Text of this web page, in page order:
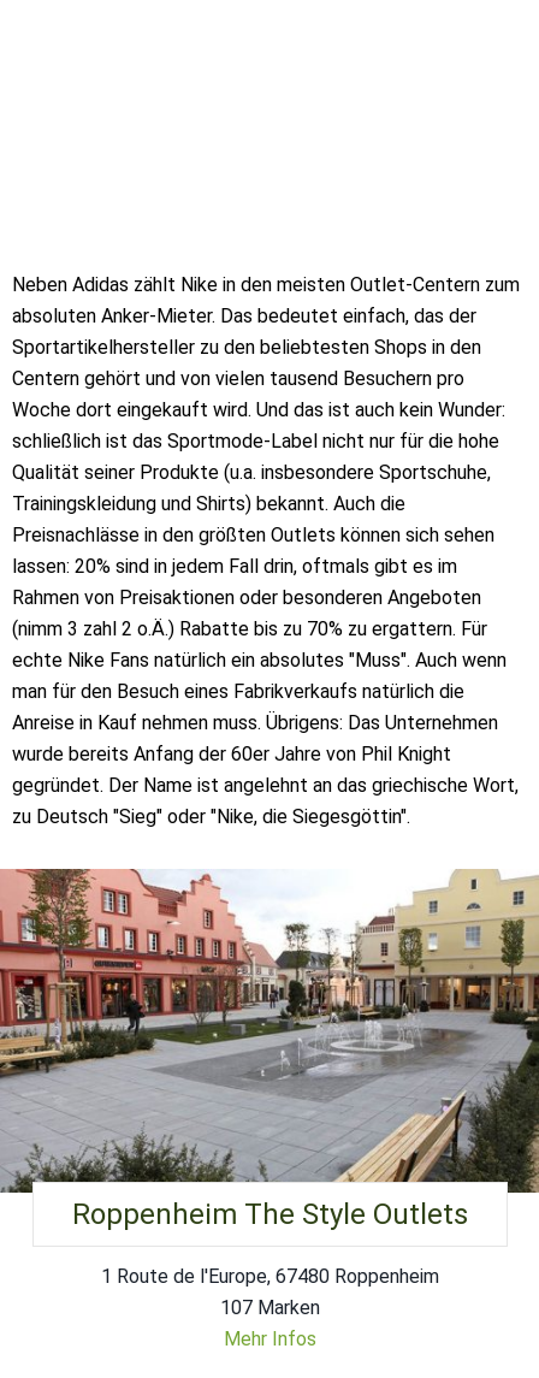
Neben Adidas zählt Nike in den meisten Outlet-Centern zum
absoluten Anker-Mieter. Das bedeutet einfach, das der
Sportartikelhersteller zu den beliebtesten Shops in den
Centern gehört und von vielen tausend Besuchern pro
Woche dort eingekauft wird. Und das ist auch kein Wunder:
schließlich ist das Sportmode-Label nicht nur für die hohe
Qualität seiner Produkte (u.a. insbesondere Sportschuhe,
Trainingskleidung und Shirts) bekannt. Auch die
Preisnachlässe in den größten Outlets können sich sehen
lassen: 20% sind in jedem Fall drin, oftmals gibt es im
Rahmen von Preisaktionen oder besonderen Angeboten
(nimm 3 zahl 2 o.Ä.) Rabatte bis zu 70% zu ergattern. Für
echte Nike Fans natürlich ein absolutes "Muss". Auch wenn
man für den Besuch eines Fabrikverkaufs natürlich die
Anreise in Kauf nehmen muss. Übrigens: Das Unternehmen
wurde bereits Anfang der 60er Jahre von Phil Knight
gegründet. Der Name ist angelehnt an das griechische Wort,
zu Deutsch "Sieg" oder "Nike, die Siegesgöttin".
Roppenheim The Style Outlets
1 Route de l'Europe, 67480 Roppenheim
107 Marken
Mehr Infos